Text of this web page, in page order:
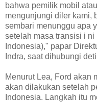
bahwa pemilik mobil
mengunjungi diler kami,
sembari menunggu apa
setelah masa transisi i
Indonesia)," papar
Indra, saat dihubungi
Menurut Lea, Ford akan
akan dilakukan setelah
Indonesia. Langkah itu